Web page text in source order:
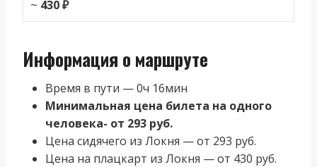
~ 430 ₽
Информация о маршруте
Время в пути — 0ч 16мин
Минимальная цена билета на одного
человека- от 293 руб.
Цена сидячего из Локня — от 293 руб.
Цена на плацкарт из Локня — от 430 руб.